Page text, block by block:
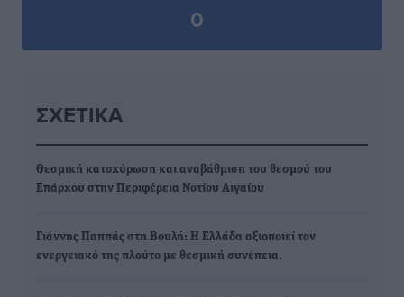
0
ΣΧΕΤΙΚΆ
Θεσμική κατοχύρωση και αναβάθμιση του θεσμού του
Επάρχου στην Περιφέρεια Νοτίου Αιγαίου
Γιάννης Παππάς στη Βουλή: Η Ελλάδα αξιοποιεί τον
ενεργειακό της πλούτο με θεσμική συνέπεια.